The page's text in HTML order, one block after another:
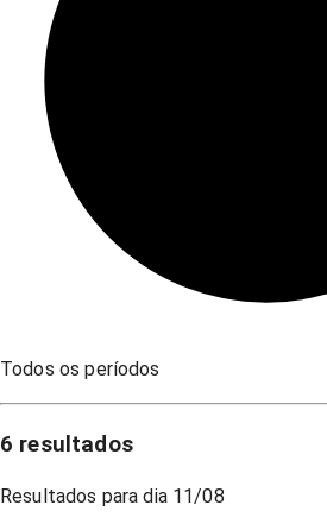
Todos os períodos
6 resultados
Resultados para dia 11/08